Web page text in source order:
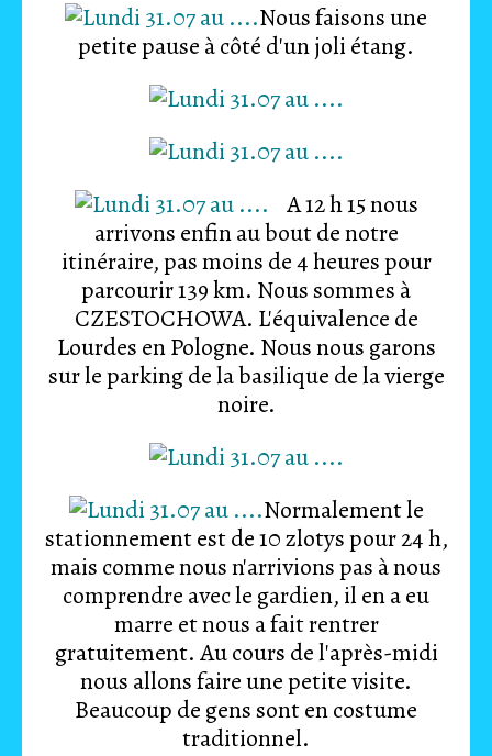
Nous faisons une
petite pause à côté d'un joli étang.
A 12 h 15 nous
arrivons enfin au bout de notre
itinéraire, pas moins de 4 heures pour
parcourir 139 km. Nous sommes à
CZESTOCHOWA. L'équivalence de
Lourdes en Pologne. Nous nous garons
sur le parking de la basilique de la vierge
noire.
Normalement le
stationnement est de 10 zlotys pour 24 h,
mais comme nous n'arrivions pas à nous
comprendre avec le gardien, il en a eu
marre et nous a fait rentrer
gratuitement. Au cours de l'après-midi
nous allons faire une petite visite.
Beaucoup de gens sont en costume
traditionnel.